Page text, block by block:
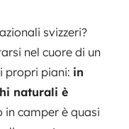
svizzeri?
nel cuore di un
propri piani: in
naturali è
in camper è quasi